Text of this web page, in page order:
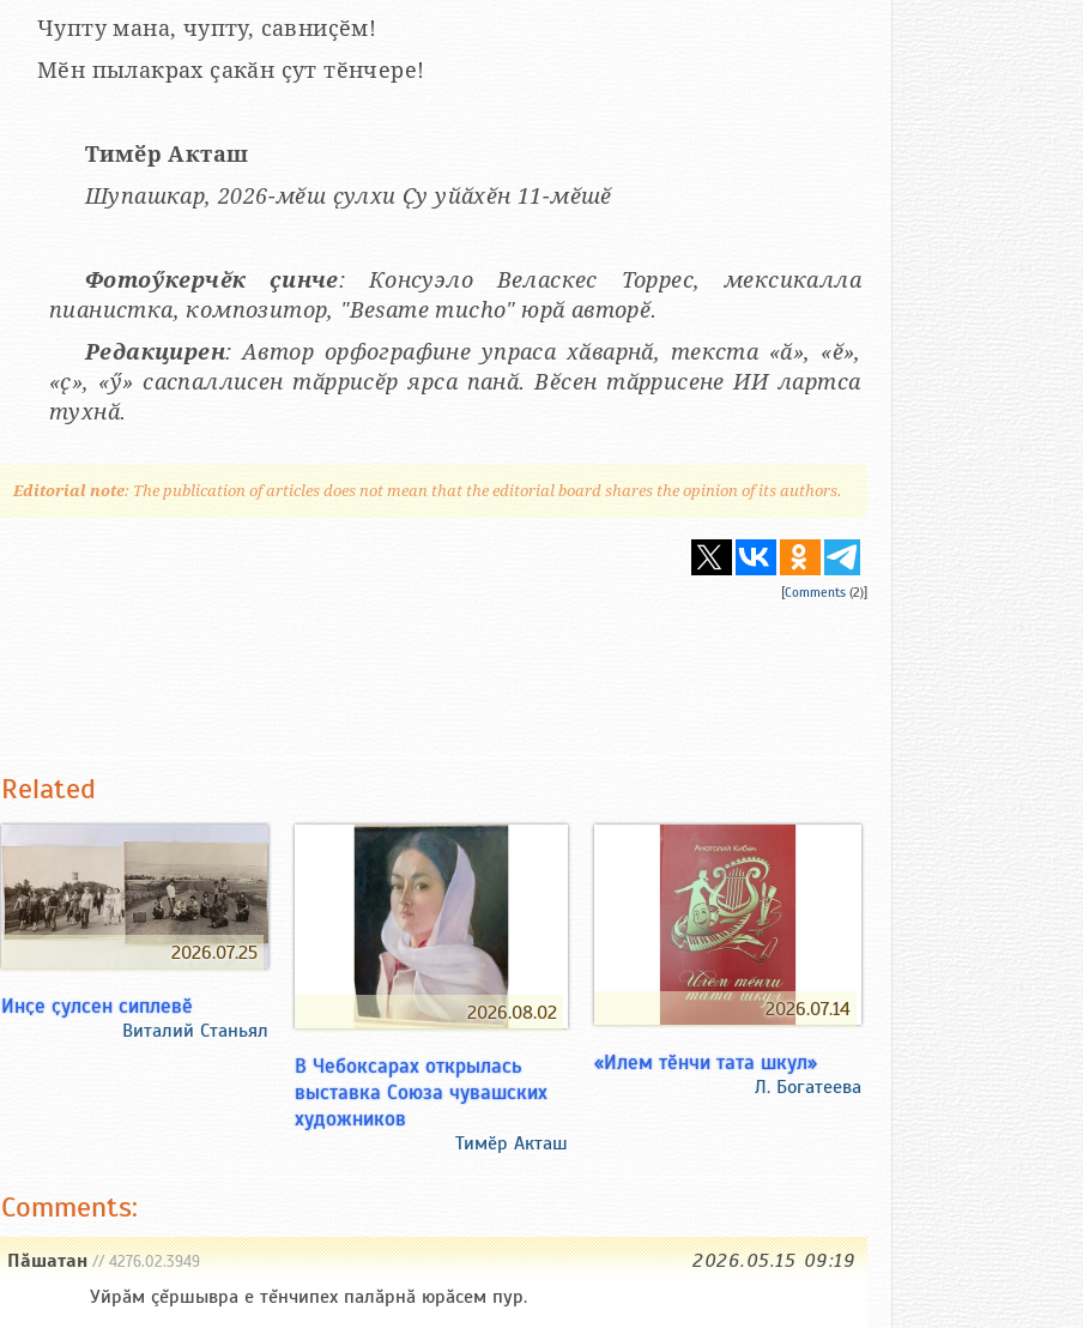
Чупту мана, чупту, савниҫӗм!
Мӗн пылакрах ҫакӑн ҫут тӗнчере!
Тимӗр Акташ
Шупашкар, 2026-мӗш ҫулхи Ҫу уйӑхӗн 11-мӗшӗ
Фотоӳкерчӗк ҫинче: Консуэло Веласкес Торрес, мексикалла
пианистка, композитор, "Besame mucho" юрӑ авторӗ.
Редакцирен: Автор орфографине упраса хӑварнӑ, текста «ӑ», «ӗ»,
«ҫ», «ӳ» саспаллисен тӑррисӗр ярса панӑ. Вӗсен тӑррисене ИИ лартса
тухнӑ.
Editorial note: The publication of articles does not mean that the editorial board shares the opinion of its authors.
[Comments (2)]
Related
2026.07.25
Инҫе ҫулсен сиплевӗ
Виталий Станьял
2026.08.02
В Чебоксарах открылась
выставка Союза чувашских
художников
Тимӗр Акташ
2026.07.14
«Илем тӗнчи тата шкул»
Л. Богатеева
Comments:
Пăшатан// 4276.02.3949
2026.05.15 09:19
Уйрăм çĕршывра е тĕнчипех палăрнă юрăсем пур.